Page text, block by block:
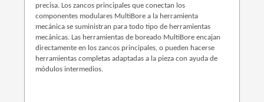
precisa. Los zancos principales que conectan los
componentes modulares MultiBore a la herramienta
mecánica se suministran para todo tipo de herramientas
mecánicas. Las herramientas de boreado MultiBore encajan
directamente en los zancos principales, o pueden hacerse
herramientas completas adaptadas a la pieza con ayuda de
módulos intermedios.